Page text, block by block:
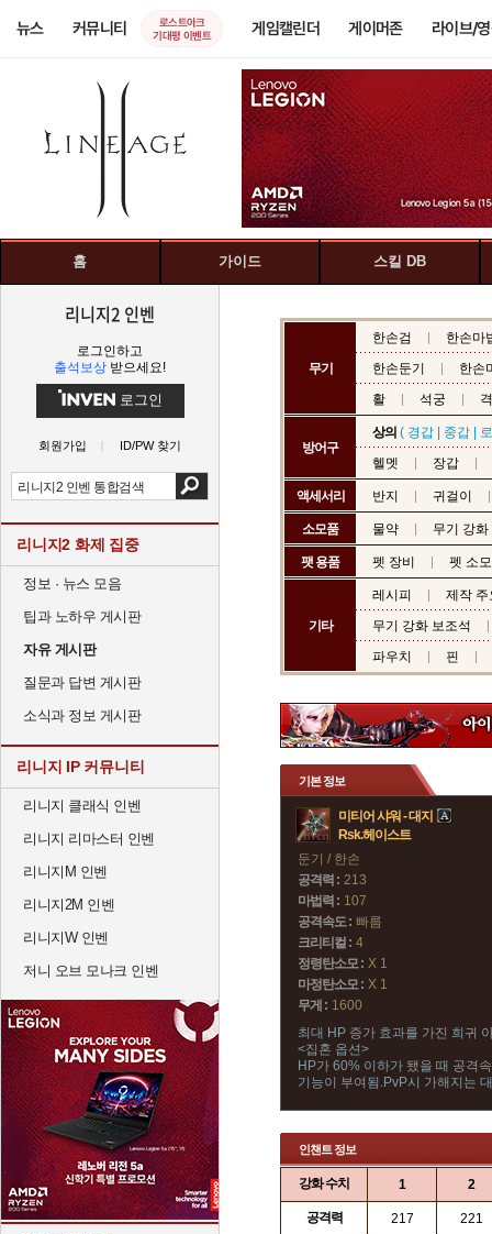
뉴스 커뮤니티
로스트아크
기대평 이벤트
게임캘린더 게이머존 라이브/
홈 가이드 스킬 DB
리니지2 인벤
로그인하고
출석보상 받으세요!
로그인
회원가입 ID/PW 찾기
리니지2 화제 집중
정보 · 뉴스 모음
팁과 노하우 게시판
자유 게시판
질문과 답변 게시판
소식과 정보 게시판
리니지 IP 커뮤니티
리니지 클래식 인벤
리니지 리마스터 인벤
리니지M 인벤
리니지2M 인벤
리니지W 인벤
저니 오브 모나크 인벤
무기
한손검
한손마
한손둔기
한손
활
석궁
방어구
상의 ( 경갑 중갑
헬멧
장갑
액세서리 반지 귀걸이
소모품 물약 무기 강
팻 용품 펫 장비 펫 소
기타
레시피
제작 주
무기 강화 보조석
파우치
핀
기본 정보
미티어 샤워 - 대지
Rsk.헤이스트
둔기 / 한손
공격력 : 213
마법력 : 107
공격속도 : 빠름
크리티컬 : 4
정령탄소모 : X 1
마정탄소모 : X 1
무게 : 1600
최대 HP 증가 효과를 가진 희귀
<집혼 옵션>
HP가 60% 이하가 됐을 때 공격
기능이 부여됨.PvP시 가해지는
인챈트 정보
강화 수치 1 2
공격력 217 221